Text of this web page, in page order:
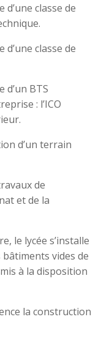
classe de
classe de
BTS
: l’ICO
d’un terrain
de
et de la
le lycée s’installe
vides de
à la disposition
la construction